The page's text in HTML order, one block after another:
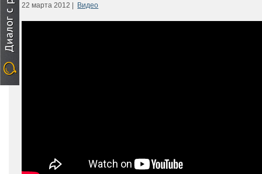
22 марта 2012 | Видео